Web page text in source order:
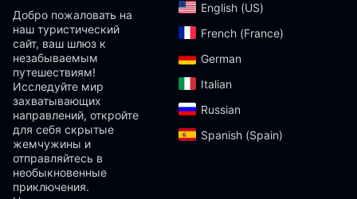
Добро пожаловать на
наш туристический
сайт, ваш шлюз к
незабываемым
путешествиям!
Исследуйте мир
захватывающих
направлений, откройте
для себя скрытые
жемчужины и
отправляйтесь в
необыкновенные
приключения.
English (US)‎
French (France)‎
German‎
Italian‎
Russian‎
Spanish (Spain)‎